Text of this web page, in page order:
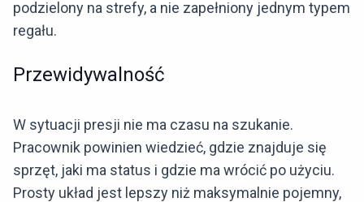
podzielony na strefy, a nie zapełniony jednym typem
regału.
Przewidywalność
W sytuacji presji nie ma czasu na szukanie.
Pracownik powinien wiedzieć, gdzie znajduje się
sprzęt, jaki ma status i gdzie ma wrócić po użyciu.
Prosty układ jest lepszy niż maksymalnie pojemny,